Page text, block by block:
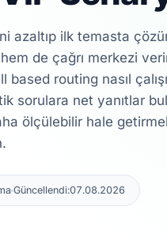
azaltıp ilk temasta
de çağrı merkezi
routing nasıl
sorulara net yanıtlar
ölçülebilir hale
Güncellendi:07.08.2026